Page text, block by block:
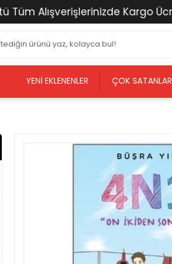
Alışverişlerinizde Kargo Ücretsiz!
YENI EKLENENLER ÇOK SATANLAR